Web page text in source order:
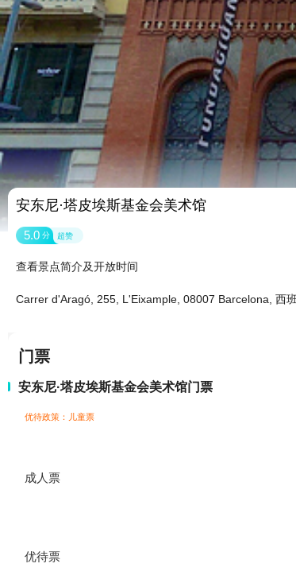
安东尼·塔皮埃斯基金会美术馆
5.0 分 超赞
查看景点简介及开放时间
Carrer d'Aragó, 255, L'Eixample, 08007 Barcelona, 西
门票
安东尼·塔皮埃斯基金会美术馆门票
优待政策：儿童票
成人票
优待票